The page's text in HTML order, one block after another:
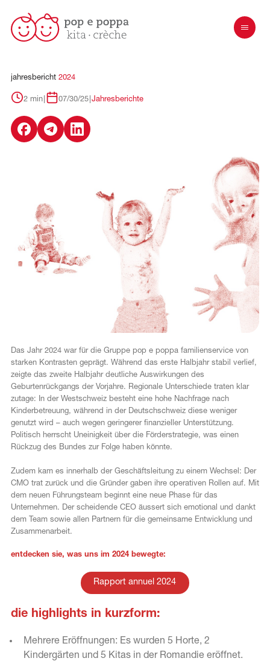
jahresbericht 2024
2 min 07/30/25 Jahresberichte
Das Jahr 2024 war für die Gruppe pop e poppa familienservice von
starken Kontrasten geprägt. Während das erste Halbjahr stabil verlief,
zeigte das zweite Halbjahr deutliche Auswirkungen des
Geburtenrückgangs der Vorjahre. Regionale Unterschiede traten klar
zutage: In der Westschweiz besteht eine hohe Nachfrage nach
Kinderbetreuung, während in der Deutschschweiz diese weniger
genutzt wird – auch wegen geringerer finanzieller Unterstützung.
Politisch herrscht Uneinigkeit über die Förderstrategie, was einen
Rückzug des Bundes zur Folge haben könnte.
Zudem kam es innerhalb der Geschäftsleitung zu einem Wechsel: Der
CMO trat zurück und die Gründer gaben ihre operativen Rollen auf. Mit
dem neuen Führungsteam beginnt eine neue Phase für das
Unternehmen. Der scheidende CEO äussert sich emotional und dankt
dem Team sowie allen Partnern für die gemeinsame Entwicklung und
Zusammenarbeit.
entdecken sie, was uns im 2024 bewegte:
Rapport annuel 2024
die highlights in kurzform:
Mehrere Eröffnungen: Es wurden 5 Horte, 2
Kindergärten und 5 Kitas in der Romandie eröffnet.